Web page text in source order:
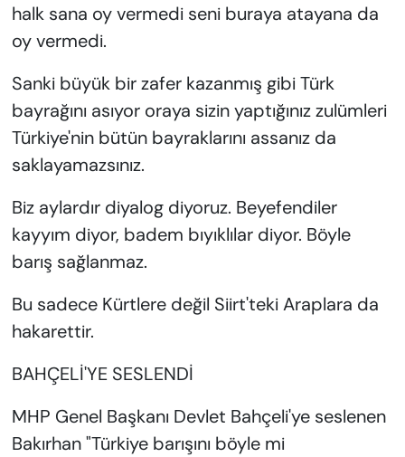
halk sana oy vermedi seni buraya atayana da
oy vermedi.
Sanki büyük bir zafer kazanmış gibi Türk
bayrağını asıyor oraya sizin yaptığınız zulümleri
Türkiye'nin bütün bayraklarını assanız da
saklayamazsınız.
Biz aylardır diyalog diyoruz. Beyefendiler
kayyım diyor, badem bıyıklılar diyor. Böyle
barış sağlanmaz.
Bu sadece Kürtlere değil Siirt'teki Araplara da
hakarettir.
BAHÇELİ'YE SESLENDİ
MHP Genel Başkanı Devlet Bahçeli'ye seslenen
Bakırhan "Türkiye barışını böyle mi